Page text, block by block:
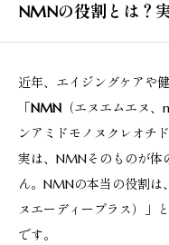
NMNの役割とは？
近年、エイジングケアや
「 NMN （エヌエムエヌ
ンアミドモノヌクレオチド
実は、NMNそのものが体
ん。NMNの本当の役割は
ヌエーディープラス）」
です。